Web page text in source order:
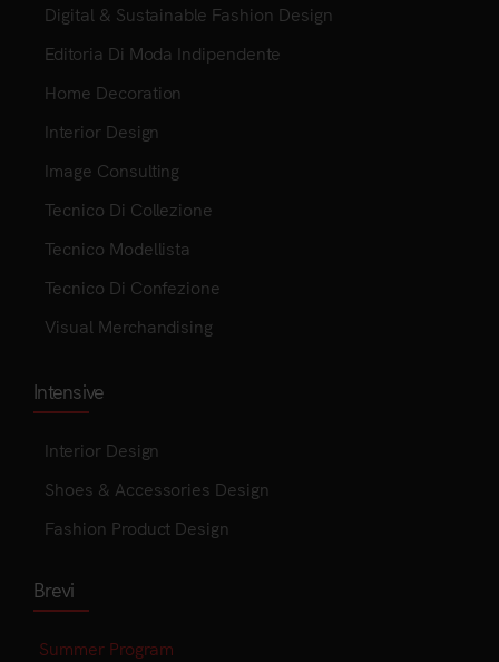
Digital & Sustainable Fashion Design
Editoria Di Moda Indipendente
Home Decoration
Interior Design
Image Consulting
Tecnico Di Collezione
Tecnico Modellista
Tecnico Di Confezione
Visual Merchandising
Intensive
Interior Design
Shoes & Accessories Design
Fashion Product Design
Brevi
Summer Program